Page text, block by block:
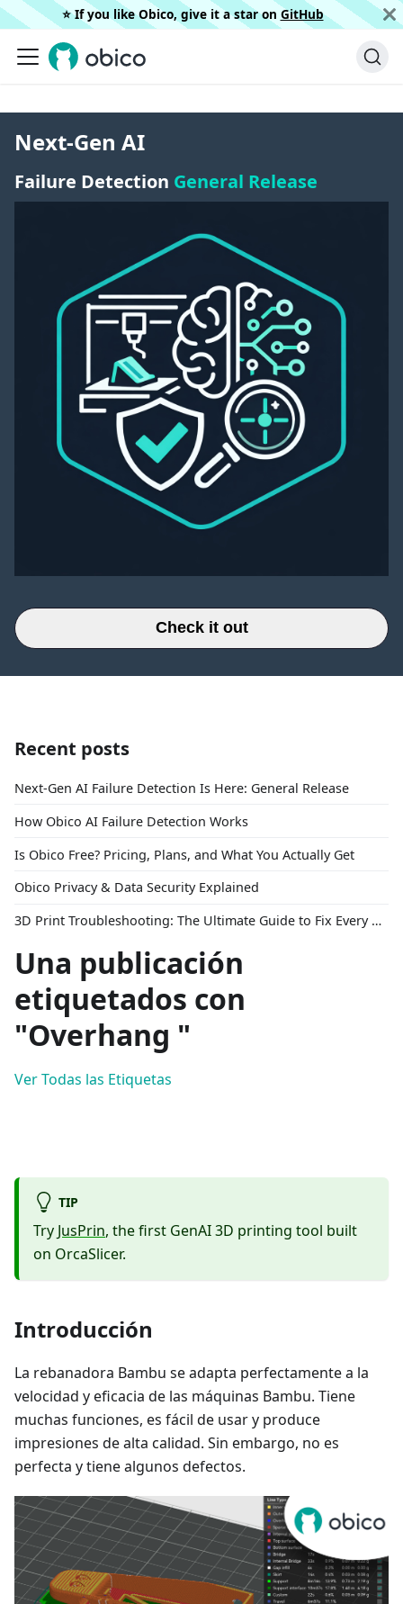
⭐️ If you like Obico, give it a star on GitHub
Next-Gen AI
Failure Detection General Release
Check it out
Recent posts
Next-Gen AI Failure Detection Is Here: General Release
How Obico AI Failure Detection Works
Is Obico Free? Pricing, Plans, and What You Actually Get
Obico Privacy & Data Security Explained
3D Print Troubleshooting: The Ultimate Guide to Fix Every Common Problem [2026]
Una publicación
etiquetados con
"Overhang "
Ver Todas las Etiquetas
TIP
Try JusPrin, the first GenAI 3D printing tool built
on OrcaSlicer.
Introducción
La rebanadora Bambu se adapta perfectamente a la
velocidad y eficacia de las máquinas Bambu. Tiene
muchas funciones, es fácil de usar y produce
impresiones de alta calidad. Sin embargo, no es
perfecta y tiene algunos defectos.